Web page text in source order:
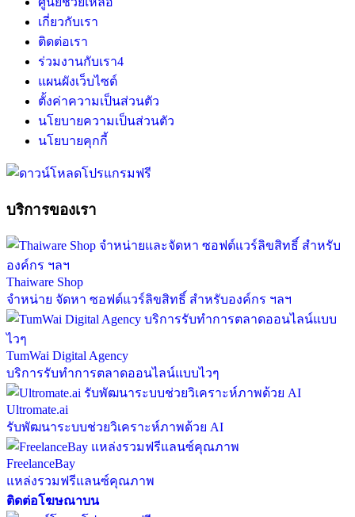
เกี่ยวกับเรา
ติดต่อเรา
ร่วมงานกับเรา4
แผนผังเว็บไซต์
ตั้งค่าความเป็นส่วนตัว
นโยบายความเป็นส่วนตัว
นโยบายคุกกี้
บริการของเรา
Thaiware Shop
จำหน่าย จัดหา ซอฟต์แวร์ลิขสิทธิ์ สำหรับองค์กร ฯลฯ
TumWai Digital Agency
บริการรับทำการตลาดออนไลน์แบบไวๆ
Ultromate.ai
รับพัฒนาระบบช่วยวิเคราะห์ภาพด้วย AI
FreelanceBay
แหล่งรวมฟรีแลนซ์คุณภาพ
ติดต่อโฆษณาบน